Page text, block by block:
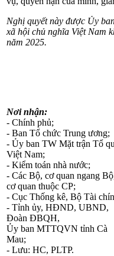
Nghị quyết này được Ủy
xã hội chủ nghĩa Việt Nam
năm 2025.
Nơi nhận:
- Chính phủ;
- Ban Tổ chức Trung ương;
- Ủy ban TW Mặt trận Tổ
Việt Nam;
- Kiểm toán nhà nước;
- Các Bộ, cơ quan ngang
cơ quan thuộc CP;
- Cục Thống kê, Bộ Tài
- Tỉnh ủy, HĐND, UBND,
Đoàn ĐBQH,
Ủy ban MTTQVN tỉnh Cà
Mau;
- Lưu: HC, PLTP.